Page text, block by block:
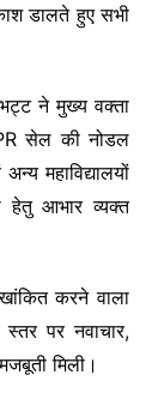
डालते हुए सभी
ने मुख्य वक्ता
IPR सेल की नोडल
महाविद्यालयों
हेतु आभार व्यक्त
करने वाला
पर नवाचार,
मिली।